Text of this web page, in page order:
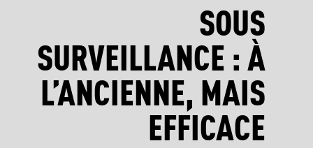
SOUS
SURVEILLANCE : À
L’ANCIENNE, MAIS
EFFICACE